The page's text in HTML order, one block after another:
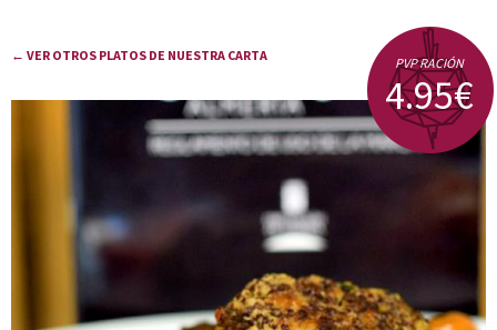
Sanare cocina + nutrición en Almería
← VER OTROS PLATOS DE NUESTRA CARTA PVP RACIÓN
4.95€